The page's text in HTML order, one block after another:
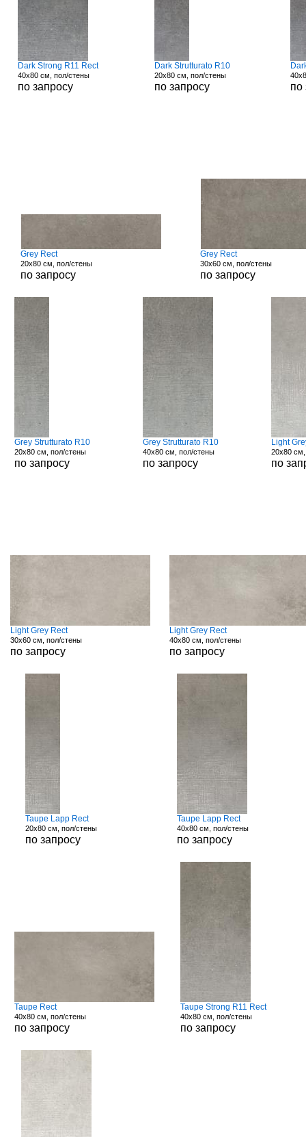
Dark Strong R11 Rect
40x80 см, пол/стены
по запросу
Dark Strutturato R10
20x80 см, пол/стены
по запросу по
Grey Rect
20x80 см, пол/стены
по запросу
Grey Rect
30x60 см, пол/стены
по запросу
Grey Strutturato R10
20x80 см, пол/стены
по запросу
Grey Strutturato R10
40x80 см, пол/стены
по запросу
Light
20x80
по
Light Grey Rect
30x60 см, пол/стены
по запросу
Light Grey Rect
40x80 см, пол/стены
по запросу
Taupe Lapp Rect
20x80 см, пол/стены
по запросу
Taupe Lapp Rect
40x80 см, пол/стены
по запросу
Taupe Rect
40x80 см, пол/стены
по запросу
Taupe Strong R11 Rect
40x80 см, пол/стены
по запросу